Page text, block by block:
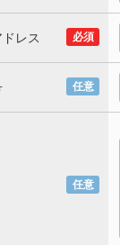
必須
ドレス
任意
任意